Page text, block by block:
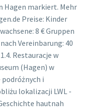
Hagen markiert. Mehr
Preise: Kinder
8 € Gruppen
Vereinbarung: 40
Restauracje w
(Hagen) w
i
lokalizacji LWL -
hautnah